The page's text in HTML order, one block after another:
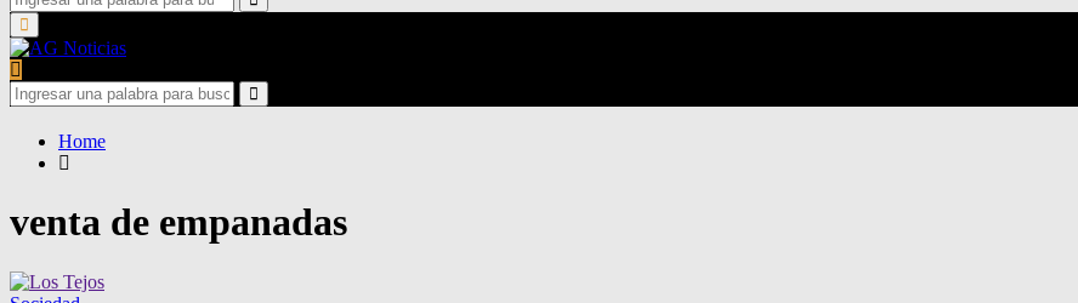
for:
Search
Primary
Menu
Search
for:
Search
Home
venta de empanadas